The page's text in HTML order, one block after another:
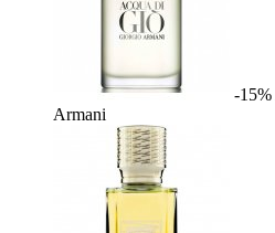
-15%
Armani